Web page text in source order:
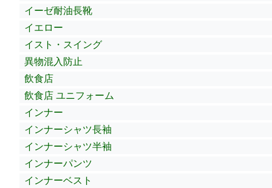
イーゼ耐油長靴
イエロー
イスト・スイング
異物混入防止
飲食店
飲食店 ユニフォーム
インナー
インナーシャツ長袖
インナーシャツ半袖
インナーパンツ
インナーベスト